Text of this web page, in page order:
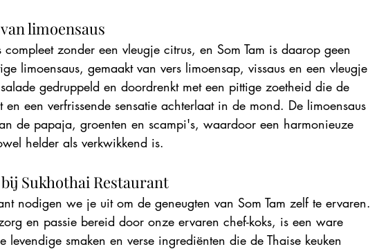
limoensaus
zonder een vleugje citrus, en Som Tam is daarop geen
limoensaus, gemaakt van vers limoensap, vissaus en een vleugje
gedruppeld en doordrenkt met een pittige zoetheid die de
en een verfrissende sensatie achterlaat in de mond. De limoensaus
de papaja, groenten en scampi's, waardoor een harmonieuze
helder als verkwikkend is.
Sukhothai Restaurant
nodigen we je uit om de geneugten van Som Tam zelf te ervaren.
en passie bereid door onze ervaren chef-koks, is een ware
levendige smaken en verse ingrediënten die de Thaise keuken